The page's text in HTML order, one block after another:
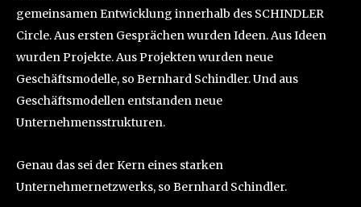
gemeinsamen Entwicklung innerhalb des SCHINDLER
Circle. Aus ersten Gesprächen wurden Ideen. Aus Ideen
wurden Projekte. Aus Projekten wurden neue
Geschäftsmodelle, so Bernhard Schindler. Und aus
Geschäftsmodellen entstanden neue
Unternehmensstrukturen.
Genau das sei der Kern eines starken
Unternehmernetzwerks, so Bernhard Schindler.